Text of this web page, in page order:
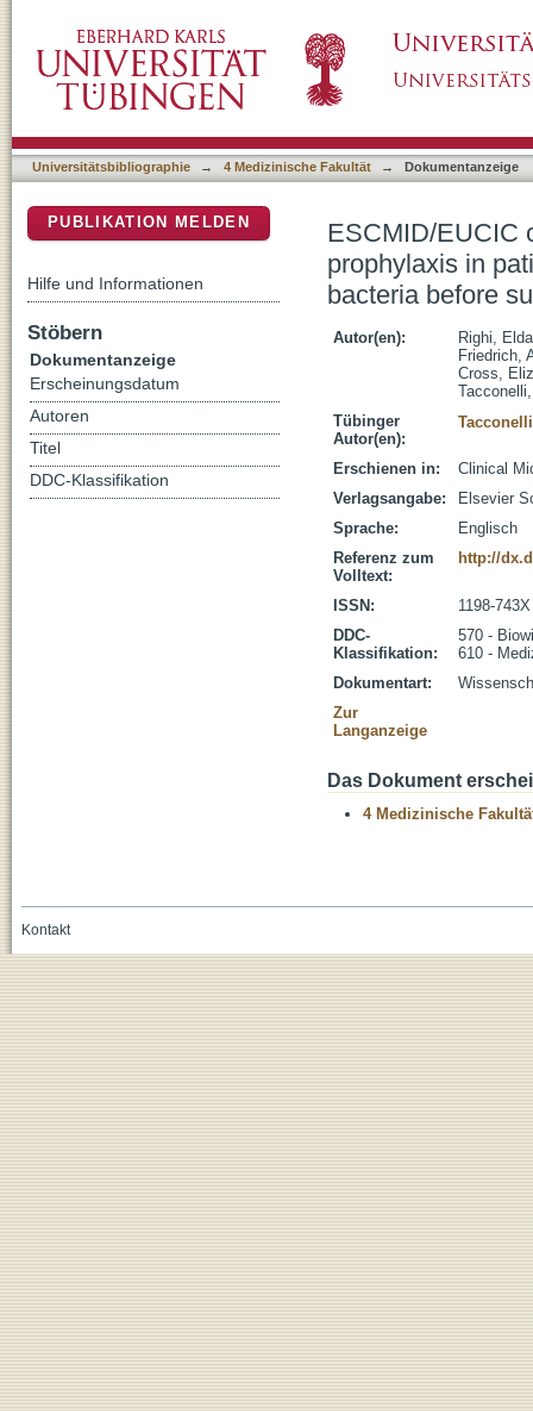
colonized by multidrug-resistant Gram-
Universitätsbibliographie → 4 Medizinische Fakultät → Dokumentanzeige
ESCMID/EUCIC
prophylaxis in
bacteria before
Autor(en):
Righi, Elda
Friedrich,
Cross,
Tübinger
Autor(en):
Erschienen in:
Clinical
Verlagsangabe:
Elsevier
Sprache:
Englisch
Referenz zum
Volltext:
http://
ISSN:
1198-743X
DDC-
Klassifikation:
570 -
610 -
Dokumentart:
Zur
Langanzeige
Das Dokument
4 Medizinische
PUBLIKATION MELDEN
Hilfe und Informationen
Stöbern
Dokumentanzeige
Erscheinungsdatum
Autoren
Titel
DDC-Klassifikation
Kontakt